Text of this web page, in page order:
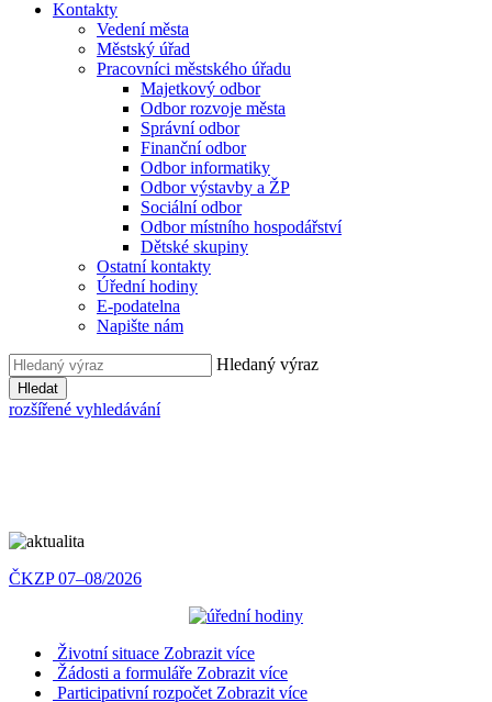
Kontakty
Vedení města
Městský úřad
Pracovníci městského úřadu
Majetkový odbor
Odbor rozvoje města
Správní odbor
Finanční odbor
Odbor informatiky
Odbor výstavby a ŽP
Sociální odbor
Odbor místního hospodářství
Dětské skupiny
Ostatní kontakty
Úřední hodiny
E-podatelna
Napište nám
Hledaný výraz
Hledat
rozšířené vyhledávání
ČKZP 07–08/2026
Životní situace Zobrazit více
Žádosti a formuláře Zobrazit více
Participativní rozpočet Zobrazit více